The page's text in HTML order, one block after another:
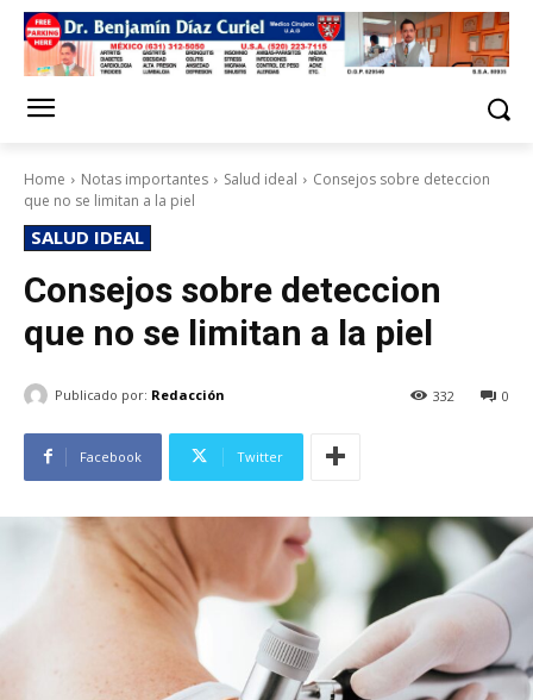
Home Notas importantes Salud ideal
Consejos sobre deteccion
que no se limitan a la piel
SALUD IDEAL
Consejos sobre deteccion
que no se limitan a la piel
Publicado por: Redacción 0
332
Facebook Twitter